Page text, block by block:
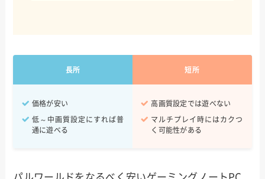
長所 短所
価格が安い
低～中画質設定にすれば普
通に遊べる
高画質設定では遊べない
マルチプレイ時にはカクつ
く可能性がある